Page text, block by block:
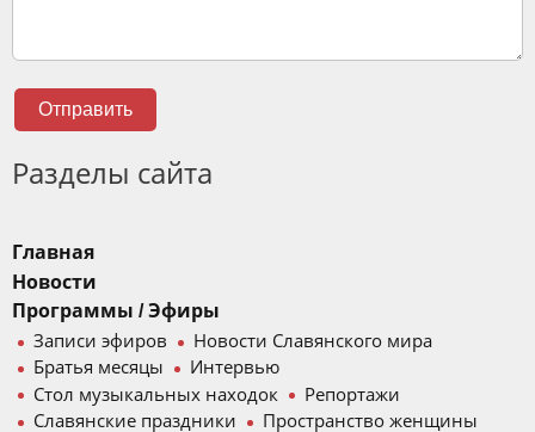
Отправить
Разделы сайта
Главная
Новости
Программы / Эфиры
Записи эфиров
Новости Славянского мира
Братья месяцы
Интервью
Стол музыкальных находок
Репортажи
Славянские праздники
Пространство женщины